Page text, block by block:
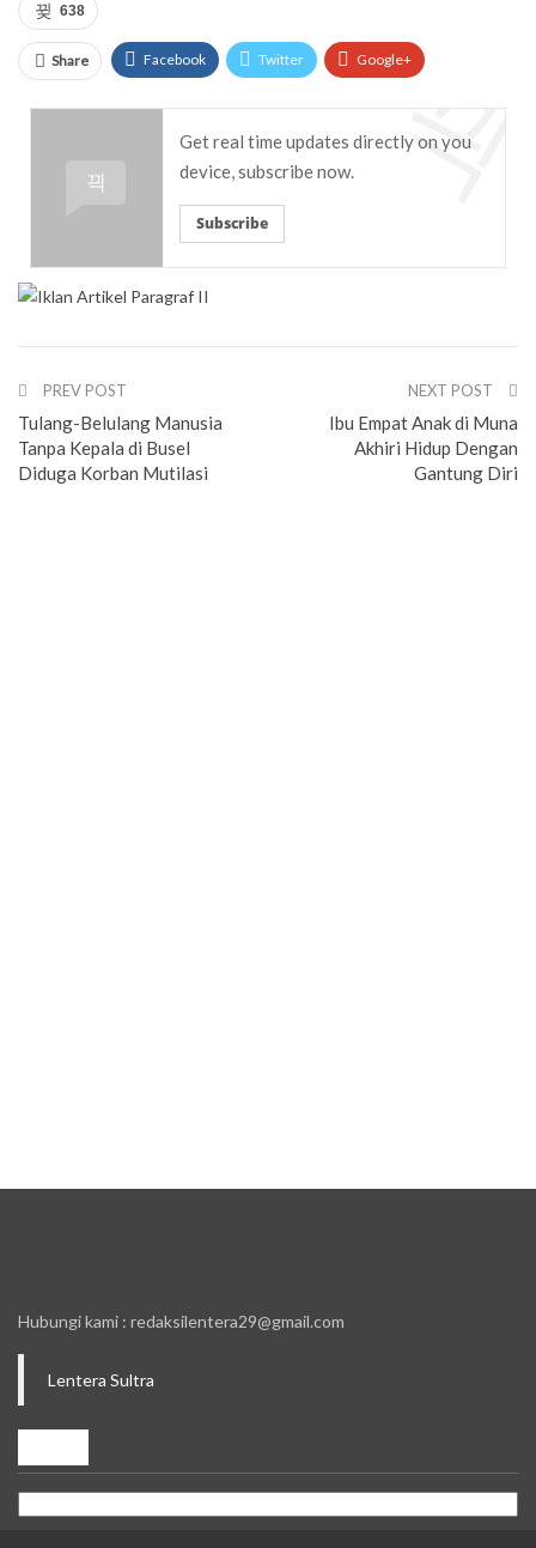
638
Share Facebook Twitter Google+
Get real time updates directly on you
device, subscribe now.
Subscribe
PREV POST
Tulang-Belulang Manusia
Tanpa Kepala di Busel
Diduga Korban Mutilasi
NEXT POST
Ibu Empat Anak di Muna
Akhiri Hidup Dengan
Gantung Diri
Hubungi kami : redaksilentera29@gmail.com
Lentera Sultra